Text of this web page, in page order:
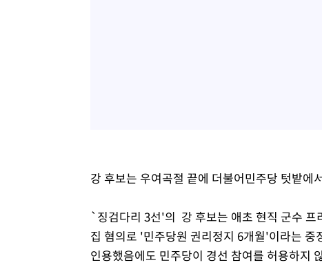
강 후보는 우여곡절 끝에 더불어민주당 텃밭
`징검다리 3선'의 강 후보는 애초 현직 군수 프
집 혐의로 '민주당원 권리정지 6개월'이라는
인용했음에도 민주당이 경선 참여를 허용하지